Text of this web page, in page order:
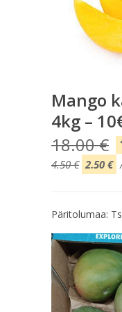
Mango
4kg –
18.00€
4.50€ 2.50€
Päritolumaa: